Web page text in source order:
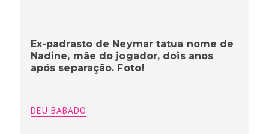
Ex-padrasto de Neymar tatua nome de
Nadine, mãe do jogador, dois anos
após separação. Foto!
DEU BABADO